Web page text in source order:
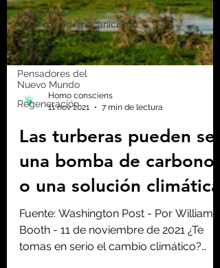
Crítica a la
modernidad/mecanicismo
Ciencia -
Negacionismo
Pensadores del
Nuevo Mundo
Regeneración
11 nov 2021
7 min de lectura
Las turberas pueden ser
una bomba de carbono